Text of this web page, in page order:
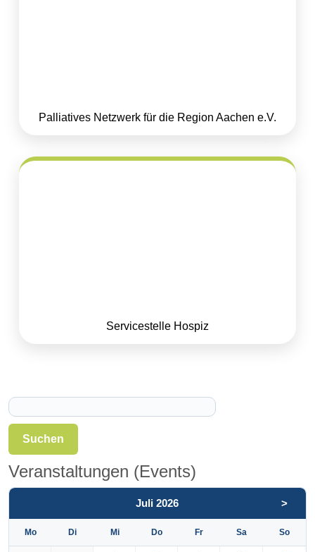
Suchen
Veranstaltungen (Events)
Juli 2026 >
Mo Di Mi Do Fr Sa So
Palliatives Netzwerk für die Region Aachen e.V.
Servicestelle Hospiz